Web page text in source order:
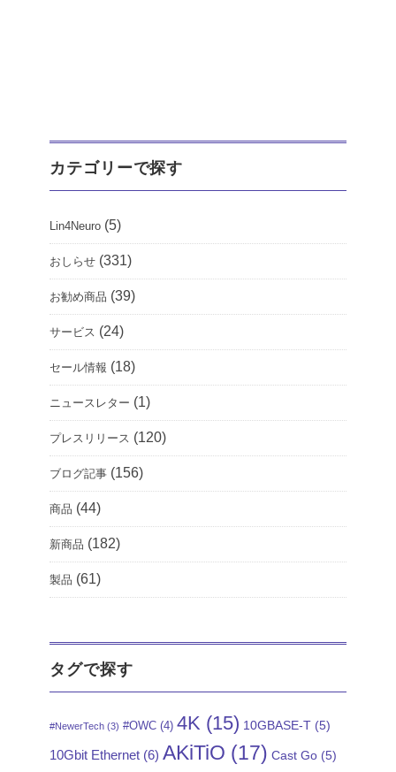
カテゴリーで探す
Lin4Neuro (5)
おしらせ (331)
お勧め商品 (39)
サービス (24)
セール情報 (18)
ニュースレター (1)
プレスリリース (120)
ブログ記事 (156)
商品 (44)
新商品 (182)
製品 (61)
タグで探す
#NewerTech (3) #OWC (4) 4K (15) 10GBASE-T (5)
10Gbit Ethernet (6) AKiTiO (17) Cast Go (5)